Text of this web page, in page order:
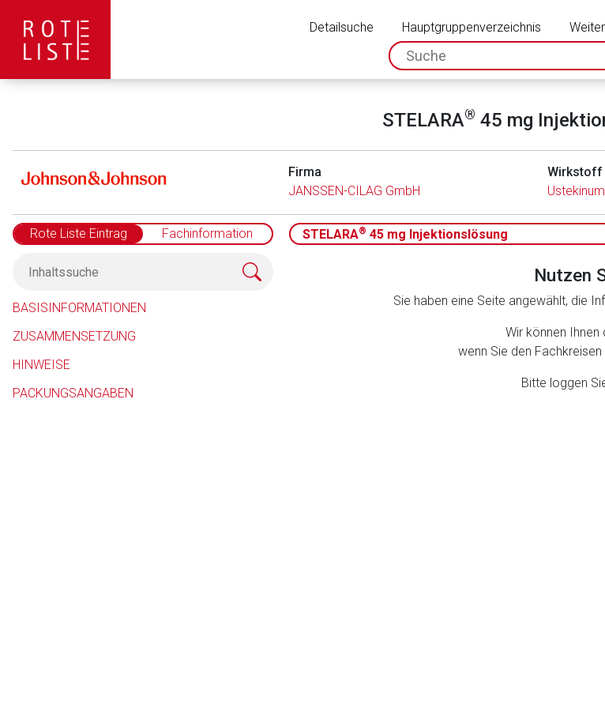
Detailsuche Hauptgruppenverzeichnis
spc.search.input.placeholder
STELARA® 45 mg
Firma
JANSSEN-CILAG GmbH
Wirkstoff
Rote Liste Eintrag Fachinformation STELARA® 45 mg Injektionslösung
BASISINFORMATIONEN
ZUSAMMENSETZUNG
HINWEISE
PACKUNGSANGABEN
Nutzen
Sie haben eine Seite angewählt, die
Wir können
wenn Sie den
Bitte loggen
Aufruf einer externen Seite
Der von Ihnen aufgerufene Link öffnet eine externe Web-Seite. Für